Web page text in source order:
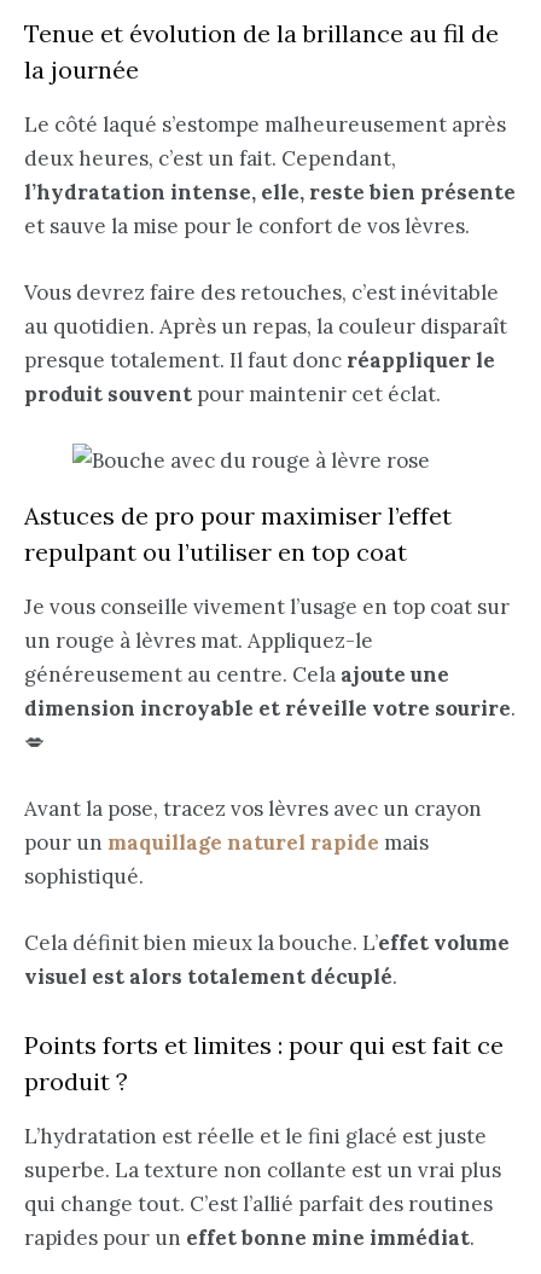
Tenue et évolution de la brillance au fil de
la journée
Le côté laqué s’estompe malheureusement après
deux heures, c’est un fait. Cependant,
l’hydratation intense, elle, reste bien présente
et sauve la mise pour le confort de vos lèvres.
Vous devrez faire des retouches, c’est inévitable
au quotidien. Après un repas, la couleur disparaît
presque totalement. Il faut donc réappliquer le
produit souvent pour maintenir cet éclat.
Astuces de pro pour maximiser l’effet
repulpant ou l’utiliser en top coat
Je vous conseille vivement l’usage en top coat sur
un rouge à lèvres mat. Appliquez-le
généreusement au centre. Cela ajoute une
dimension incroyable et réveille votre sourire.
💋
Avant la pose, tracez vos lèvres avec un crayon
pour un maquillage naturel rapide mais
sophistiqué.
Cela définit bien mieux la bouche. L’effet volume
visuel est alors totalement décuplé.
Points forts et limites : pour qui est fait ce
produit ?
L’hydratation est réelle et le fini glacé est juste
superbe. La texture non collante est un vrai plus
qui change tout. C’est l’allié parfait des routines
rapides pour un effet bonne mine immédiat.